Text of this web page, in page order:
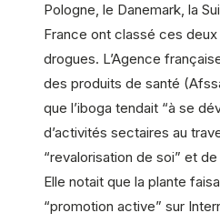
Pologne, le Danemark, la
France ont classé ces
drogues. L’Agence
des produits de santé
que l’iboga tendait “à se
d’activités sectaires au
“revalorisation de soi” et
Elle notait que la plante
“promotion active” sur